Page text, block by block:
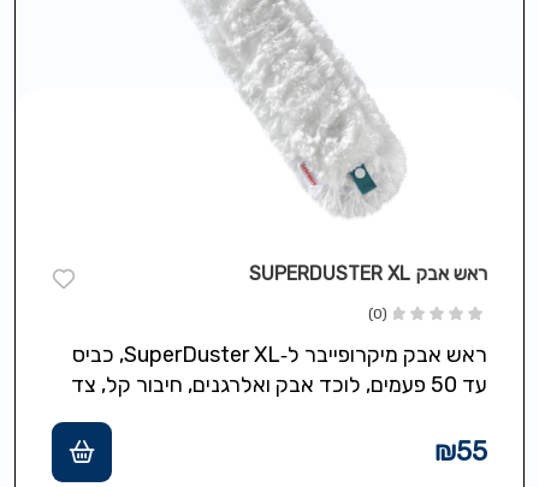
ראש אבק SUPERDUSTER XL
(0)
ראש אבק מיקרופייבר ל‑SuperDuster XL, כביס
עד 50 פעמים, לוכד אבק ואלרגנים, חיבור קל, צד
₪55